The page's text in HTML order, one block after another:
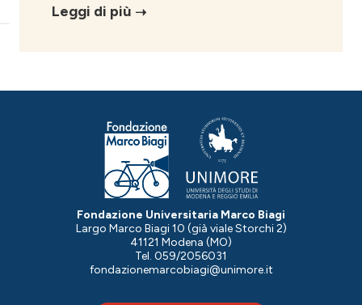
Leggi di più
Fondazione Universitaria Marco Biagi
Largo Marco Biagi 10 (già viale Storchi 2)
41121 Modena (MO)
Tel. 059/2056031
fondazionemarcobiagi@unimore.it